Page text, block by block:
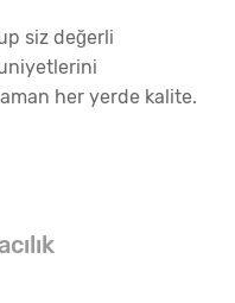
siz değerli
her yerde kalite.